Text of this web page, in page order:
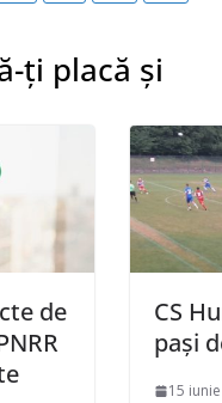
ți placă și
de
CS
pași
15